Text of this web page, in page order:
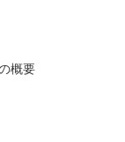
概要